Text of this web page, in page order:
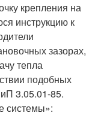
крепления на
инструкцию к
зазорах,
тепла
подобных
3.05.01-85.
системы»: